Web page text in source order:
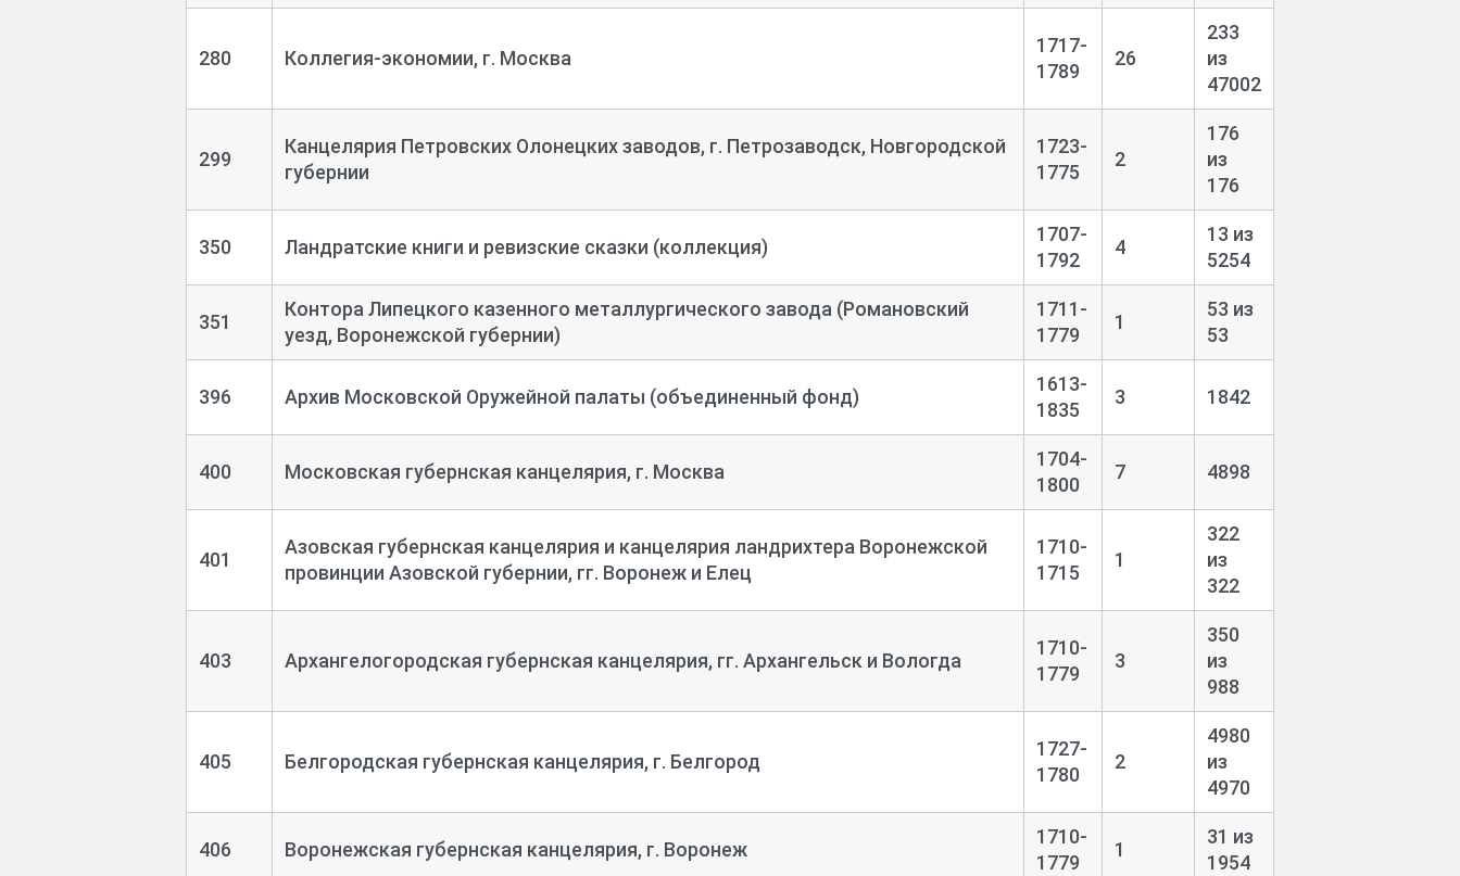
280 Коллегия-экономии, г. Москва
1717-
1789
26
233
из
47002
299
Канцелярия Петровских Олонецких заводов, г. Петрозаводск, Новгородской
губернии
1723-
1775
2
176
из
176
350 Ландратские книги и ревизские сказки (коллекция)
1707-
1792
4
13 из
5254
351
Контора Липецкого казенного металлургического завода (Романовский
уезд, Воронежской губернии)
1711-
1779
1
53 из
53
396 Архив Московской Оружейной палаты (объединенный фонд)
1613-
1835
3 1842
400 Московская губернская канцелярия, г. Москва
1704-
1800
7 4898
401
Азовская губернская канцелярия и канцелярия ландрихтера Воронежской
провинции Азовской губернии, гг. Воронеж и Елец
1710-
1715
1
322
из
322
403 Архангелогородская губернская канцелярия, гг. Архангельск и Вологда
1710-
1779
3
350
из
988
405 Белгородская губернская канцелярия, г. Белгород
1727-
1780
2
4980
из
4970
406 Воронежская губернская канцелярия, г. Воронеж
1710-
1779
1
31 из
1954